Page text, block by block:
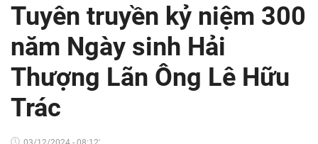
Tuyên truyền kỷ niệm 300
năm Ngày sinh Hải
Thượng Lãn Ông Lê Hữu
Trác